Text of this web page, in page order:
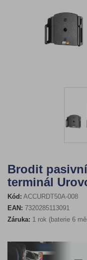
Brodit
terminál
Kód: ACCURDT50A-008
EAN: 7320285113091
Záruka: 1 rok (baterie 6